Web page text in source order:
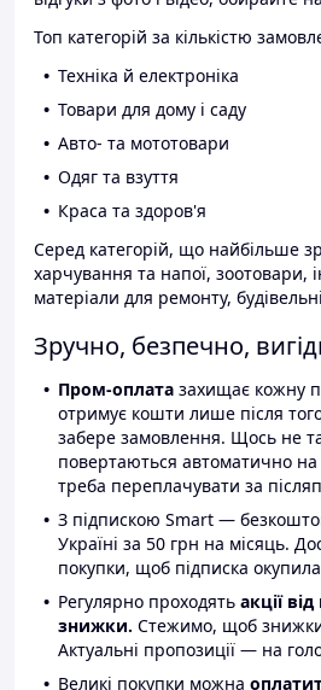
Топ категорій за кількістю
Техніка й електроніка
Товари для дому і саду
Авто- та мототовари
Одяг та взуття
Краса та здоров'я
Серед категорій, що найбільше
харчування та напої, зоотовари,
матеріали для ремонту,
Зручно, безпечно,
Пром-оплата захищає кожну
отримує кошти лише після
забере замовлення. Щось не
повертаються автоматично
треба переплачувати за
З підпискою Smart —
Україні за 50 грн на місяць.
покупки, щоб підписка
Регулярно проходять акції
знижки. Стежимо, щоб
Актуальні пропозиції — на
Великі покупки можна